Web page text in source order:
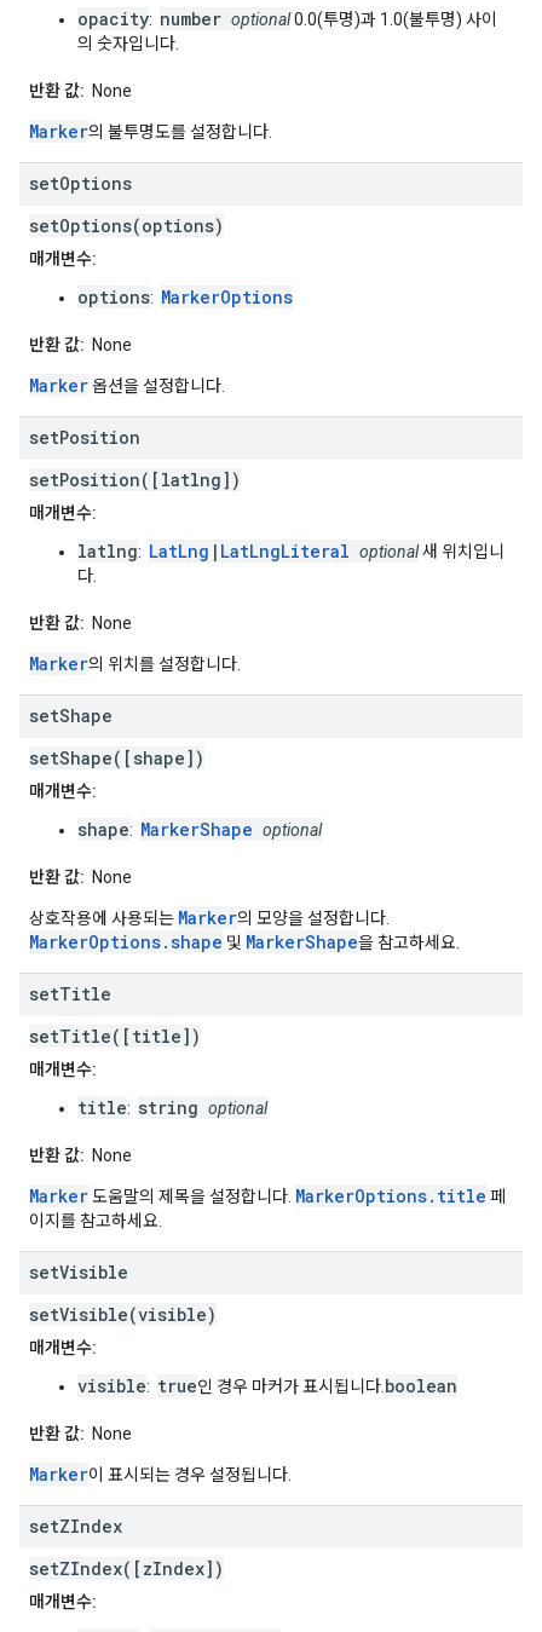
opacity: number optional0.0(투명)과 1.0(불투명) 사이
의 숫자입니다.
반환 값: None
Marker의 불투명도를 설정합니다.
setOptions
setOptions(options)
매개변수:
options: MarkerOptions
반환 값: None
Marker옵션을 설정합니다.
setPosition
setPosition([latlng])
매개변수:
latlng: LatLng | LatLngLiteral optional새 위치입니
다.
반환 값: None
Marker의 위치를 설정합니다.
setShape
setShape([shape])
매개변수:
shape: MarkerShape optional
반환 값: None
상호작용에 사용되는 Marker의 모양을 설정합니다.
MarkerOptions.shape 및 MarkerShape을 참고하세요.
setTitle
setTitle([title])
매개변수:
title: string optional
반환 값: None
Marker도움말의 제목을 설정합니다. MarkerOptions.title 페
이지를 참고하세요.
setVisible
setVisible(visible)
매개변수:
visible: true인 경우 마커가 표시됩니다. boolean
반환 값: None
Marker이 표시되는 경우 설정됩니다.
setZIndex
setZIndex([zIndex])
매개변수: